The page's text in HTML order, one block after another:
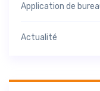
Application de
Actualité